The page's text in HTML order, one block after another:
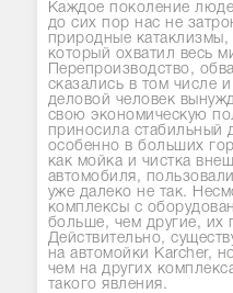
Каждое поколение
до сих пор нас не
природные катаклизмы,
который охватил весь
Перепроизводство,
сказались в том числе
деловой человек
свою экономическую
приносила стабильный
особенно в больших
как мойка и чистка
автомобиля,
уже далеко не так.
комплексы с
больше, чем другие, их
Действительно,
на автомойки Karcher,
чем на других
такого явления.